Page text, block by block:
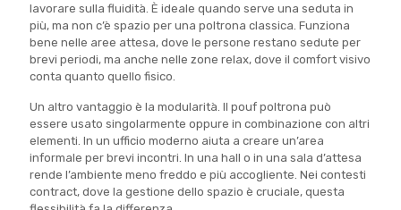
lavorare sulla fluidità. È ideale quando serve una seduta in
più, ma non c’è spazio per una poltrona classica. Funziona
bene nelle aree attesa, dove le persone restano sedute per
brevi periodi, ma anche nelle zone relax, dove il comfort visivo
conta quanto quello fisico.
Un altro vantaggio è la modularità. Il pouf poltrona può
essere usato singolarmente oppure in combinazione con altri
elementi. In un ufficio moderno aiuta a creare un’area
informale per brevi incontri. In una hall o in una sala d’attesa
rende l’ambiente meno freddo e più accogliente. Nei contesti
contract, dove la gestione dello spazio è cruciale, questa